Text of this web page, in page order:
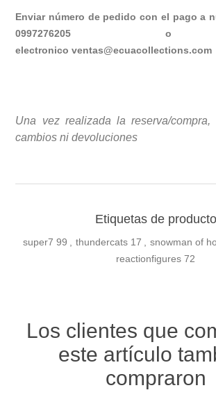
Enviar número de pedido con el pago a
0997276205 o
electronicoventas@ecuacollections.com
Una vez realizada la reserva/
cambios ni devoluciones
Etiquetas de producto
super7 99 thundercats 17 snowman of
reactionfigures 72
Los clientes que
este artículo
compraron